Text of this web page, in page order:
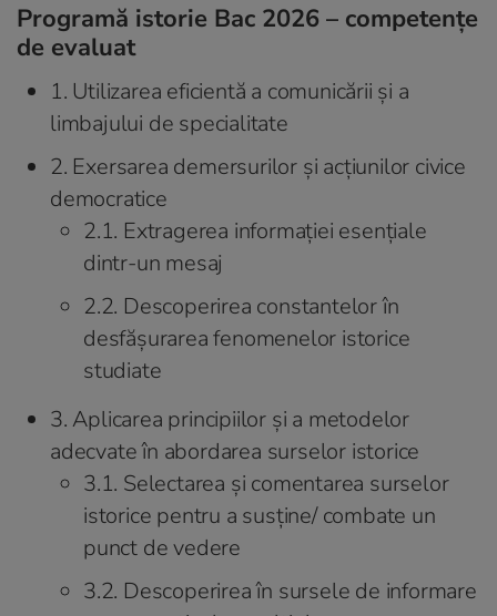
Programă istorie Bac 2026 – competențe
de evaluat
1. Utilizarea eficientă a comunicării şi a
limbajului de specialitate
2. Exersarea demersurilor şi acţiunilor civice
democratice
2.1. Extragerea informaţiei esenţiale
dintr-un mesaj
2.2. Descoperirea constantelor în
desfăşurarea fenomenelor istorice
studiate
3. Aplicarea principiilor şi a metodelor
adecvate în abordarea surselor istorice
3.1. Selectarea şi comentarea surselor
istorice pentru a susţine/ combate un
punct de vedere
3.2. Descoperirea în sursele de informare